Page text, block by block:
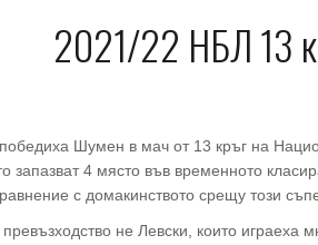
2021/22 НБЛ 13
Шумен в мач от 13 кръг на
запазват 4 място във временното
с домакинството срещу този
не Левски, които